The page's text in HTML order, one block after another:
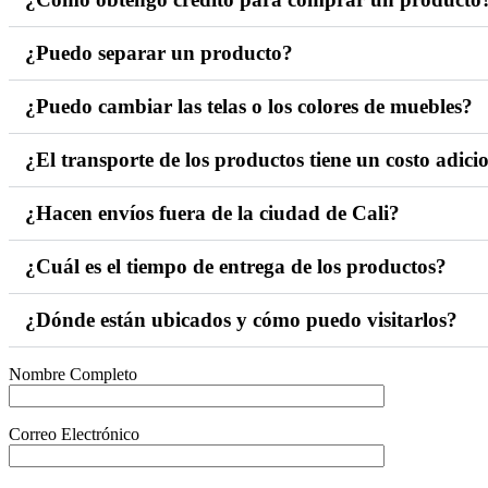
¿Puedo separar un producto?
¿Puedo cambiar las telas o los colores de muebles?
¿El transporte de los productos tiene un costo
¿Hacen envíos fuera de la ciudad de Cali?
¿Cuál es el tiempo de entrega de los productos?
¿Dónde están ubicados y cómo puedo visitarlos?
Nombre Completo
Correo Electrónico